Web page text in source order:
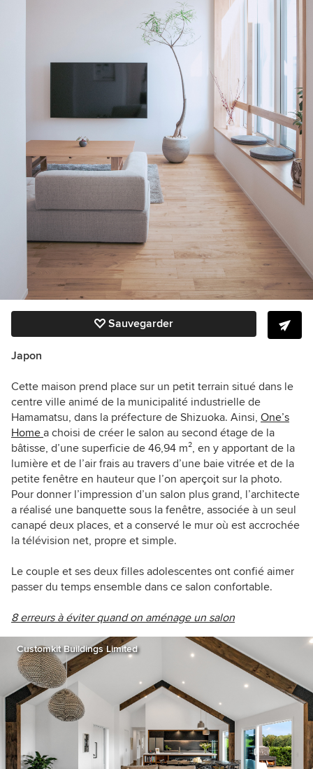
Sauvegarder
Japon
Cette maison prend place sur un petit terrain situé dans le
centre ville animé de la municipalité industrielle de
Hamamatsu, dans la préfecture de Shizuoka. Ainsi, One’s
Home a choisi de créer le salon au second étage de la
bâtisse, d’une superficie de 46,94 m², en y apportant de la
lumière et de l’air frais au travers d’une baie vitrée et de la
petite fenêtre en hauteur que l’on aperçoit sur la photo.
Pour donner l’impression d’un salon plus grand, l’architecte
a réalisé une banquette sous la fenêtre, associée à un seul
canapé deux places, et a conservé le mur où est accrochée
la télévision net, propre et simple.
Le couple et ses deux filles adolescentes ont confié aimer
passer du temps ensemble dans ce salon confortable.
8 erreurs à éviter quand on aménage un salon
Customkit Buildings Limited